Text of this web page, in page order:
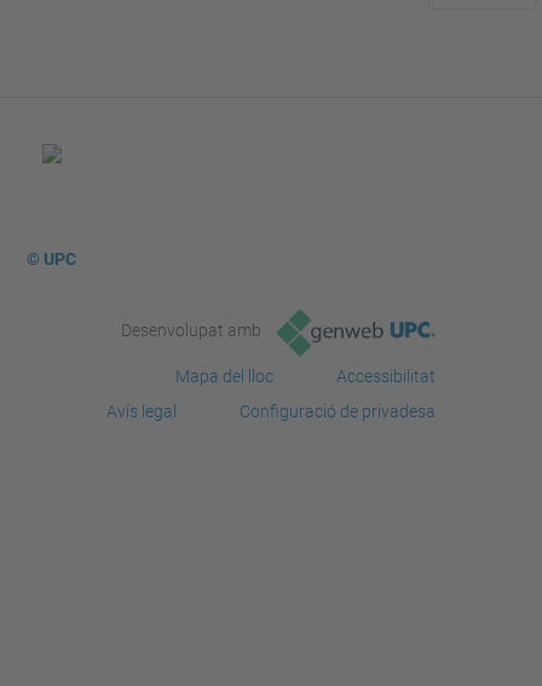
© UPC
Desenvolupat amb
Mapa del lloc
Accessibilitat
Avís legal
Configuració de privadesa